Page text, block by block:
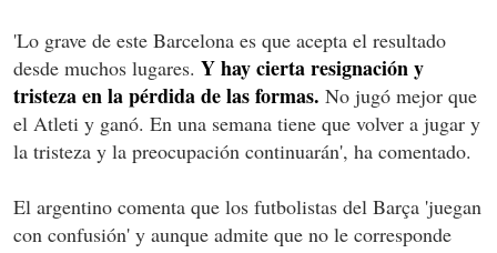
'Lo grave de este Barcelona es que acepta el resultado
desde muchos lugares. Y hay cierta resignación y
tristeza en la pérdida de las formas. No jugó mejor que
el Atleti y ganó. En una semana tiene que volver a jugar y
la tristeza y la preocupación continuarán', ha comentado.
El argentino comenta que los futbolistas del Barça 'juegan
con confusión' y aunque admite que no le corresponde